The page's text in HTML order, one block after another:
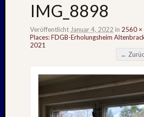
IMG_8898
Veröffentlicht Januar 4, 2022 in 2560
Places: FDGB-Erholungsheim
2021
←